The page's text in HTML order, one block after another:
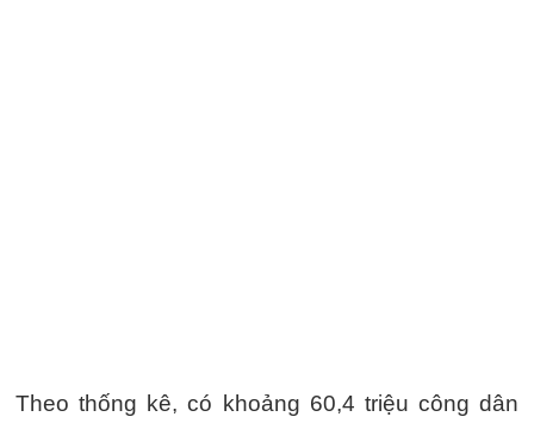
Theo thống kê, có khoảng 60,4 triệu công dân